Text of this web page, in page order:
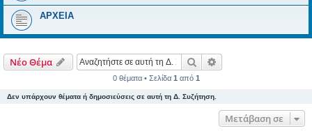
ΑΡΧΕΙΑ
Νέο Θέμα Αναζήτηση
0 θέματα • Σελίδα 1 από 1
Δεν υπάρχουν θέματα ή δημοσιεύσεις σε αυτή τη Δ. Συζήτηση.
Μετάβαση σε